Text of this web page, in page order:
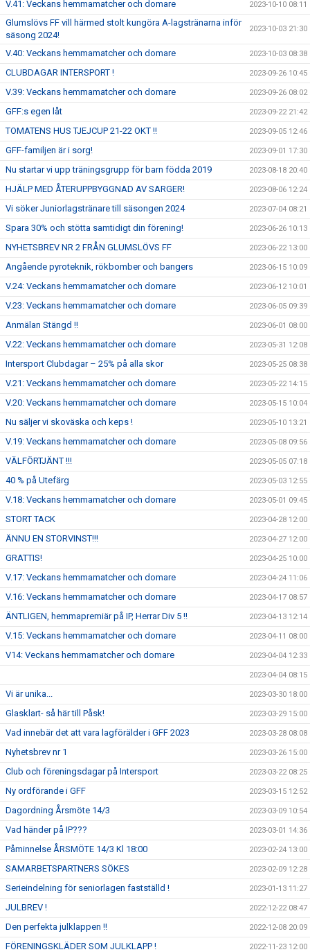
V.41: Veckans hemmamatcher och domare 2023-10-10 08:11
Glumslövs FF vill härmed stolt kungöra A-lagstränarna inför
säsong 2024!
2023-10-03 21:30
V.40: Veckans hemmamatcher och domare 2023-10-03 08:38
CLUBDAGAR INTERSPORT ! 2023-09-26 10:45
V.39: Veckans hemmamatcher och domare 2023-09-26 08:02
GFF:s egen låt 2023-09-22 21:42
TOMATENS HUS TJEJCUP 21-22 OKT !! 2023-09-05 12:46
GFF-familjen är i sorg! 2023-09-01 17:30
Nu startar vi upp träningsgrupp för barn födda 2019 2023-08-18 20:40
HJÄLP MED ÅTERUPPBYGGNAD AV SARGER! 2023-08-06 12:24
Vi söker Juniorlagstränare till säsongen 2024 2023-07-04 08:21
Spara 30% och stötta samtidigt din förening! 2023-06-26 10:13
NYHETSBREV NR 2 FRÅN GLUMSLÖVS FF 2023-06-22 13:00
Angående pyroteknik, rökbomber och bangers 2023-06-15 10:09
V.24: Veckans hemmamatcher och domare 2023-06-12 10:01
V.23: Veckans hemmamatcher och domare 2023-06-05 09:39
Anmälan Stängd !! 2023-06-01 08:00
V.22: Veckans hemmamatcher och domare 2023-05-31 12:08
Intersport Clubdagar – 25% på alla skor 2023-05-25 08:38
V.21: Veckans hemmamatcher och domare 2023-05-22 14:15
V.20: Veckans hemmamatcher och domare 2023-05-15 10:04
Nu säljer vi skoväska och keps ! 2023-05-10 13:21
V.19: Veckans hemmamatcher och domare 2023-05-08 09:56
VÄLFÖRTJÄNT !!! 2023-05-05 07:18
40 % på Utefärg 2023-05-03 12:55
V.18: Veckans hemmamatcher och domare 2023-05-01 09:45
STORT TACK 2023-04-28 12:00
ÄNNU EN STORVINST!!! 2023-04-27 12:00
GRATTIS! 2023-04-25 10:00
V.17: Veckans hemmamatcher och domare 2023-04-24 11:06
V.16: Veckans hemmamatcher och domare 2023-04-17 08:57
ÄNTLIGEN, hemmapremiär på IP, Herrar Div 5 !! 2023-04-13 12:14
V.15: Veckans hemmamatcher och domare 2023-04-11 08:00
V14: Veckans hemmamatcher och domare 2023-04-04 12:33
2023-04-04 08:15
Vi är unika... 2023-03-30 18:00
Glasklart- så här till Påsk! 2023-03-29 15:00
Vad innebär det att vara lagförälder i GFF 2023 2023-03-28 08:08
Nyhetsbrev nr 1 2023-03-26 15:00
Club och föreningsdagar på Intersport 2023-03-22 08:25
Ny ordförande i GFF 2023-03-15 12:52
Dagordning Årsmöte 14/3 2023-03-09 10:54
Vad händer på IP??? 2023-03-01 14:36
Påminnelse ÅRSMÖTE 14/3 Kl 18:00 2023-02-24 13:00
SAMARBETSPARTNERS SÖKES 2023-02-09 12:28
Serieindelning för seniorlagen fastställd ! 2023-01-13 11:27
JULBREV ! 2022-12-22 08:47
Den perfekta julklappen !! 2022-12-08 20:09
FÖRENINGSKLÄDER SOM JULKLAPP ! 2022-11-23 12:00